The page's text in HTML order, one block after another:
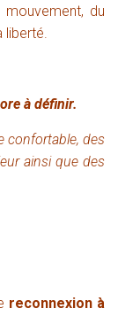
mouvement, du
liberté.
à définir.
confortable, des
ainsi que des
reconnexion à